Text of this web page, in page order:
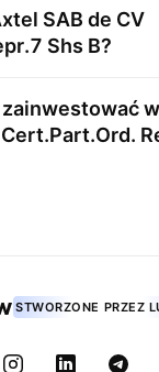
SAB de CV
Shs B?
STWORZONE PRZEZ